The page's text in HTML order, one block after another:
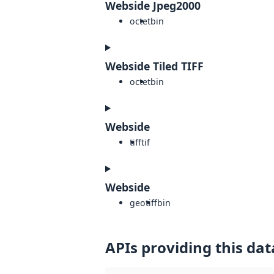
Webside Jpeg2000
octetbin
Webside Tiled TIFF
octetbin
Webside
tifftif
Webside
geotiffbin
APIs providing this